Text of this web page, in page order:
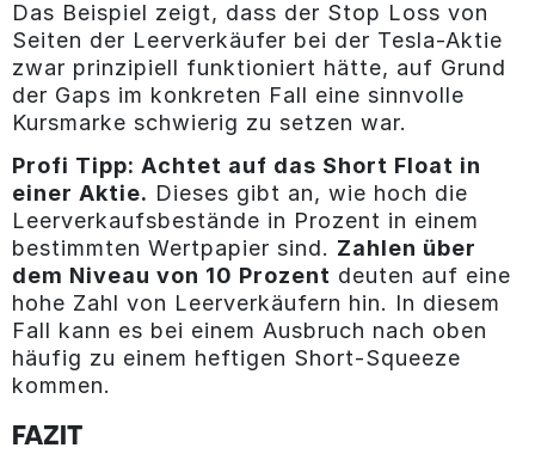
Das Beispiel zeigt, dass der Stop Loss von
Seiten der Leerverkäufer bei der Tesla-Aktie
zwar prinzipiell funktioniert hätte, auf Grund
der Gaps im konkreten Fall eine sinnvolle
Kursmarke schwierig zu setzen war.
Profi Tipp: Achtet auf das Short Float in
einer Aktie. Dieses gibt an, wie hoch die
Leerverkaufsbestände in Prozent in einem
bestimmten Wertpapier sind. Zahlen über
dem Niveau von 10 Prozent deuten auf eine
hohe Zahl von Leerverkäufern hin. In diesem
Fall kann es bei einem Ausbruch nach oben
häufig zu einem heftigen Short-Squeeze
kommen.
FAZIT